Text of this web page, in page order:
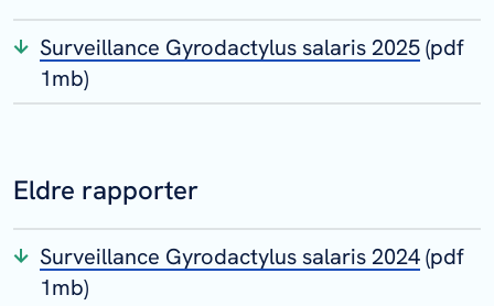
Surveillance Gyrodactylus salaris 2025(pdf
1mb)
Eldre rapporter
Surveillance Gyrodactylus salaris 2024(pdf
1mb)